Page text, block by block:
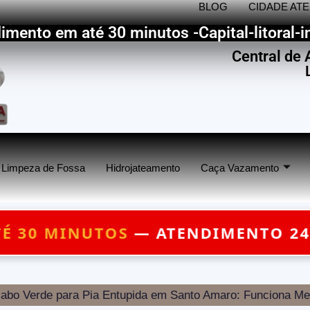
BLOG CIDADE
em até 30 minutos -Capital-litoral-
Central de
Limpeza de Fossa Hidrojateamento Caça Vazamento
24 HORAS —